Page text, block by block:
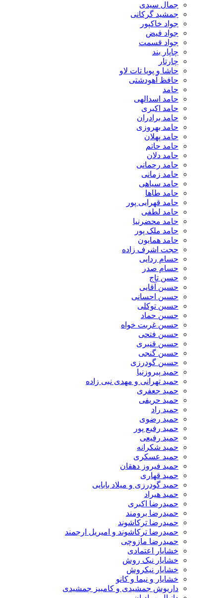
جمال سیدی
جمشید گرکانی
جواد خاکپور
جواد فیض
جواد قسمت
چاپار بند
چارتار
حاشا و پویا تات لاو
حافظ آهودشتی
حامد
حامد اسدالهی
حامد اکبری
حامد برادران
حامد بهروزی
حامد پهلان
حامد حاتم
حامد دلان
حامد رحمانی
حامد زمانی
حامد سیاهی
حامد طاها
حامد قهرایی پور
حامد لطفی
حامد محضرنیا
حامد ملک پور
حامد همایون
حجت اشرف زاده
حسام ردایی
حسام صدر
حسن تاج
حسین آقایی
حسین احسانی
حسین توکلی
حسین حماد
حسین غربت خواه
حسین فتحی
حسین قنبری
حسین گنجی
حسین گودرزی
حمید پیروزنیا
حمید تهرانی و مهدی نبی زاده
حمید جعفری
حمید حریفی
حمید راد
حمید رضوی
حمید رفیع پور
حمید رفیعی
حمید شکرانه
حمید عسکری
حمید فیروز دهقان
حمید قهاری
حمید گودرزی و میلاد بابایی
حمید هیراد
حمیدرضا اکبری
حمیدرضا برومند
حمیدرضا ترکاشوند
حمیدرضا ترکاشوند و امیریل ارجمند
حمیدرضا مازوچی
خشایار اعتمادی
خشایار نیک روش
خشایار نیکروش
خشایار و نیما و کانو
داریوش جمشیدی و کامبیز جمشیدی